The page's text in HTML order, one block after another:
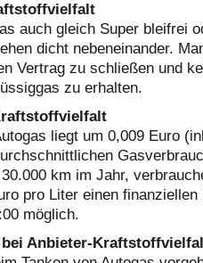
auch gleich Super bleifrei
dicht nebeneinander.
Vertrag zu schließen und
zu erhalten.
liegt um 0,009 Euro
km im Jahr,
pro Liter einen
möglich.
bei Anbieter-